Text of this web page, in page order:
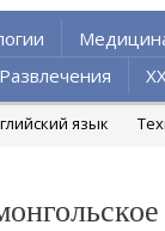
Развлечения
язык